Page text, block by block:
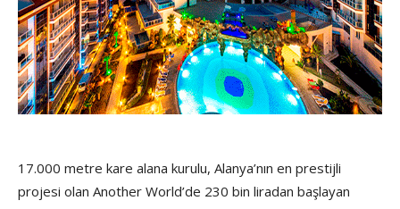
17.000 metre kare alana kurulu, Alanya’nın en prestijli
projesi olan Another World’de 230 bin liradan başlayan